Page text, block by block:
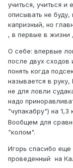
учиться, учиться и
описывать не
капризный, но
, в первые в жизни
О себе: впервые
после двух сходов
понять когда
называется в
не для ловли
надо
"чупакабру") на
Вообщем для
"колом".
Игорь спасибо еще
проведенный на